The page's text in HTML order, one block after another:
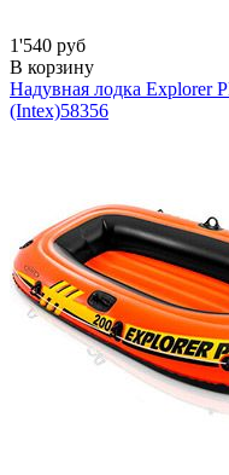
1'540 руб
В корзину
Надувная лодка Explorer
(Intex)58356